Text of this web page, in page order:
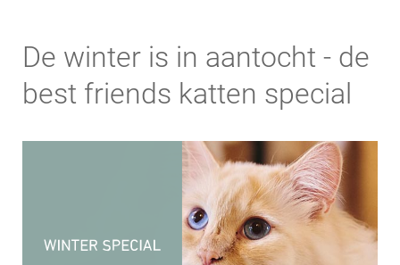
De winter is in aantocht - de
best friends katten special